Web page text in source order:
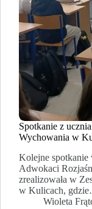
Spotkanie z
Wychowania w
Kolejne spotkanie
Adwokaci
zrealizowała w
w Kulicach,
Wioleta